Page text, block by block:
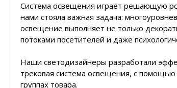
Система освещения играет решающую
нами стояла важная задача:
освещение выполняет не только
потоками посетителей и даже
Наши светодизайнеры разработали
трековая система освещения, с
группах товара.